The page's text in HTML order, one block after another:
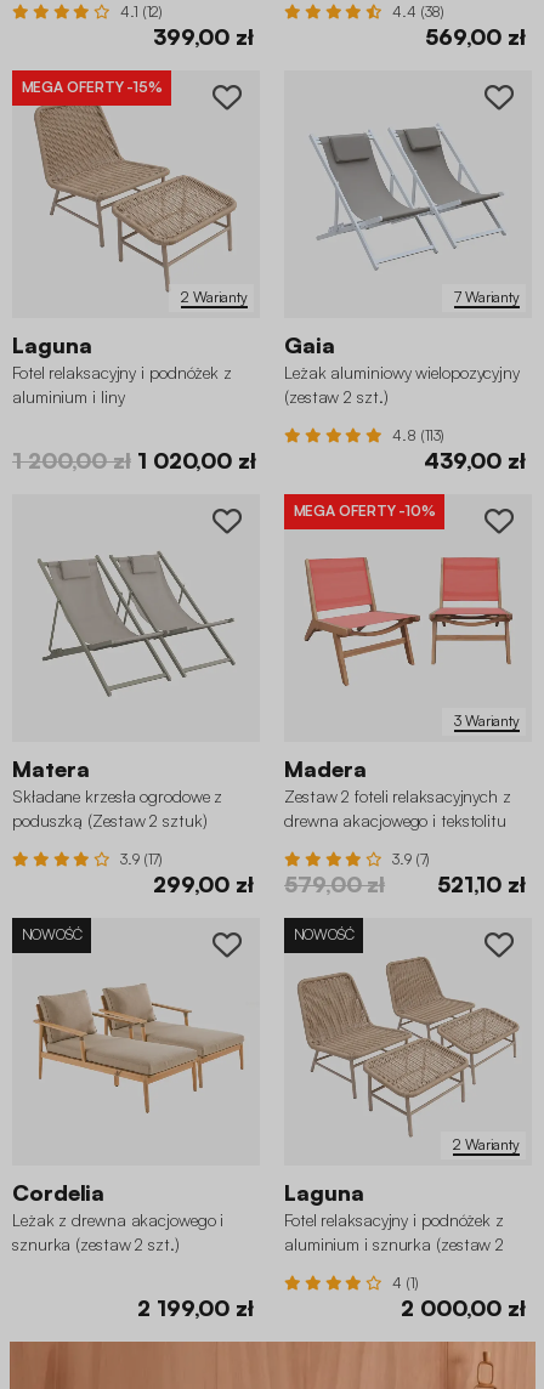
4.1 (12)
399,00 zł
4.4 (38)
569,00 zł
2 Warianty
MEGA OFERTY -15%
Laguna
Fotel relaksacyjny i podnóżek z
aluminium i liny
1 200,00 zł 1 020,00 zł
7 Warianty
Gaia
Leżak aluminiowy wielopozycyjny
(zestaw 2 szt.)
4.8 (113)
439,00 zł
Matera
Składane krzesła ogrodowe z
poduszką (Zestaw 2 sztuk)
3.9 (17)
299,00 zł
3 Warianty
MEGA OFERTY -10%
Madera
Zestaw 2 foteli relaksacyjnych z
drewna akacjowego i tekstolitu
3.9 (7)
579,00 zł 521,10 zł
NOWOŚĆ
Cordelia
Leżak z drewna akacjowego i
sznurka (zestaw 2 szt.)
2 199,00 zł
2 Warianty
NOWOŚĆ
Laguna
Fotel relaksacyjny i podnóżek z
aluminium i sznurka (zestaw 2
4 (1)
2 000,00 zł